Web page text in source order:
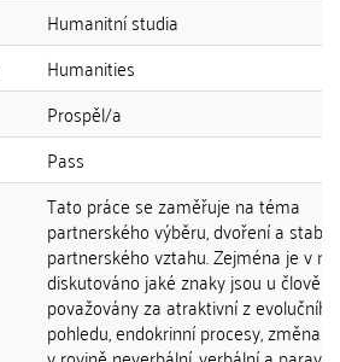
Humanitní studia
Humanities
Prospěl/a
Pass
Tato práce se zaměřuje na téma
partnerského výběru, dvoření a
partnerského vztahu. Zejména je v ní
diskutováno jaké znaky jsou u člověka
považovány za atraktivní z evolučního
pohledu, endokrinní procesy, změna